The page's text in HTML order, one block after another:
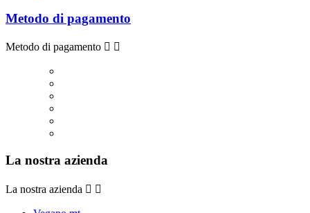
Metodo di pagamento
Metodo di pagamento  
La nostra azienda
La nostra azienda  